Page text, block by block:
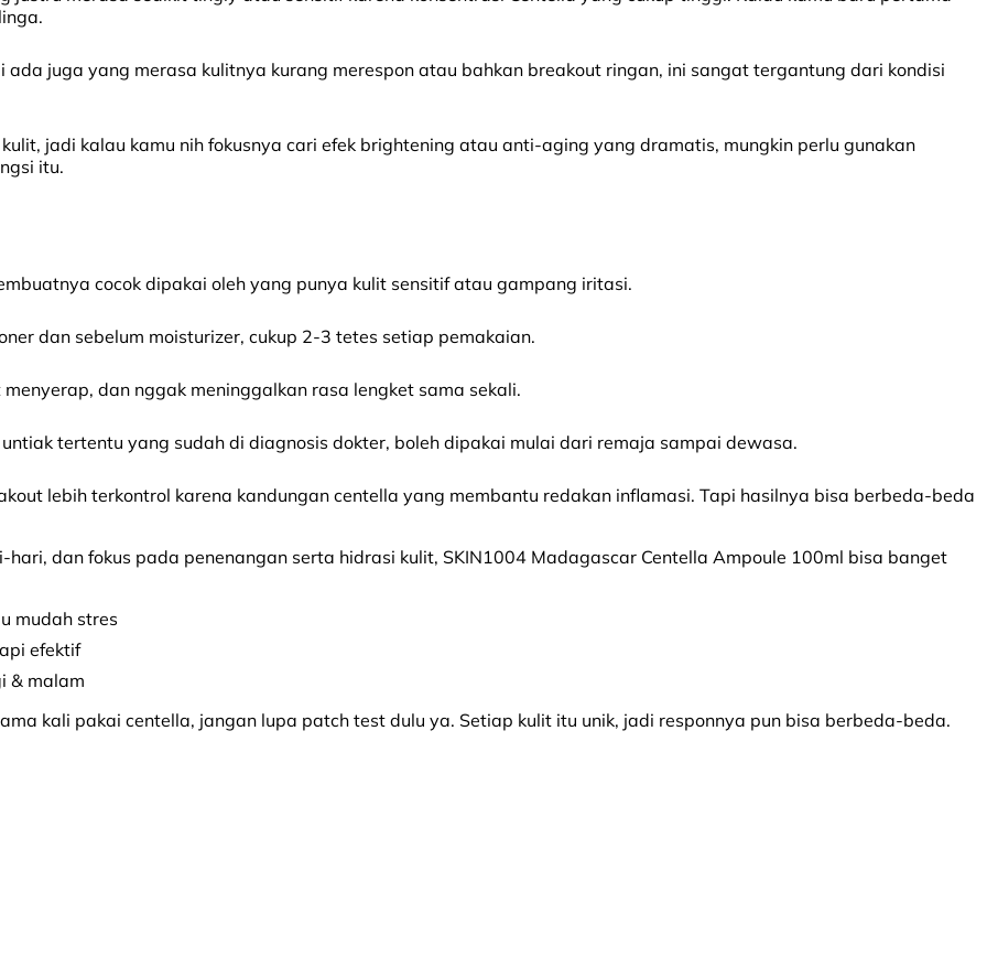
juga yang merasa kulitnya kurang merespon atau bahkan breakout ringan, ini sangat tergantung dari kondisi
jadi kalau kamu nih fokusnya cari efek brightening atau anti-aging yang dramatis, mungkin perlu gunakan
itu.
cocok dipakai oleh yang punya kulit sensitif atau gampang iritasi.
dan sebelum moisturizer, cukup 2-3 tetes setiap pemakaian.
dan nggak meninggalkan rasa lengket sama sekali.
tertentu yang sudah di diagnosis dokter, boleh dipakai mulai dari remaja sampai dewasa.
lebih terkontrol karena kandungan centella yang membantu redakan inflamasi. Tapi hasilnya bisa berbeda-beda
dan fokus pada penenangan serta hidrasi kulit, SKIN1004 Madagascar Centella Ampoule 100ml bisa banget
mudah stres
efektif
& malam
kali pakai centella, jangan lupa patch test dulu ya. Setiap kulit itu unik, jadi responnya pun bisa berbeda-beda.